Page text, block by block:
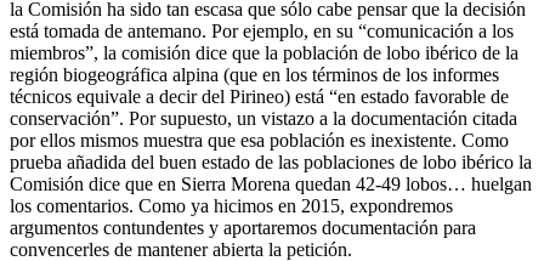
la Comisión ha sido tan escasa que sólo cabe pensar que la decisión
está tomada de antemano. Por ejemplo, en su “comunicación a los
miembros”, la comisión dice que la población de lobo ibérico de la
región biogeográfica alpina (que en los términos de los informes
técnicos equivale a decir del Pirineo) está “en estado favorable de
conservación”. Por supuesto, un vistazo a la documentación citada
por ellos mismos muestra que esa población es inexistente. Como
prueba añadida del buen estado de las poblaciones de lobo ibérico la
Comisión dice que en Sierra Morena quedan 42-49 lobos… huelgan
los comentarios. Como ya hicimos en 2015, expondremos
argumentos contundentes y aportaremos documentación para
convencerles de mantener abierta la petición.